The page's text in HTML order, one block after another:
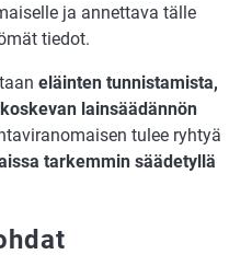
ja annettava tälle
tiedot.
eläinten tunnistamista,
lainsäädännön
tulee ryhtyä
tarkemmin säädetyllä